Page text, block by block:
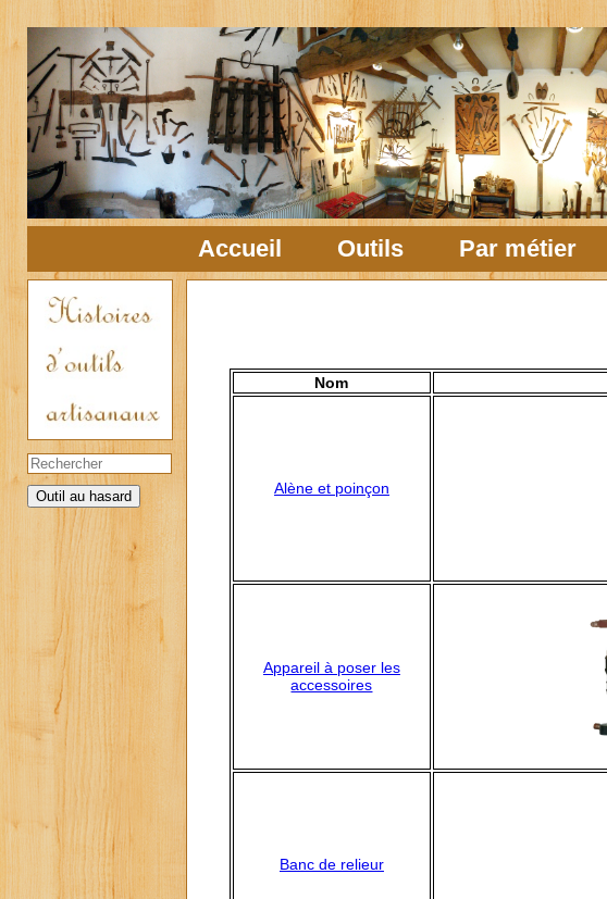
Accueil Outils Par métier
Nom
Alène et poinçon
Appareil à poser les
accessoires
Banc de relieur